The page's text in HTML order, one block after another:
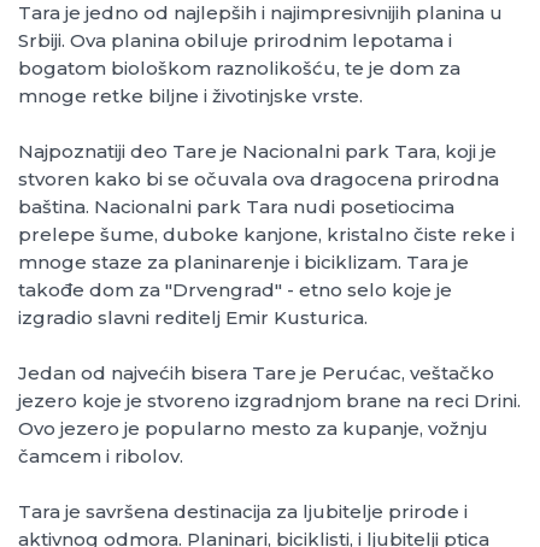
Tara je jedno od najlepših i najimpresivnijih planina u
Srbiji. Ova planina obiluje prirodnim lepotama i
bogatom biološkom raznolikošću, te je dom za
mnoge retke biljne i životinjske vrste.
Najpoznatiji deo Tare je Nacionalni park Tara, koji je
stvoren kako bi se očuvala ova dragocena prirodna
baština. Nacionalni park Tara nudi posetiocima
prelepe šume, duboke kanjone, kristalno čiste reke i
mnoge staze za planinarenje i biciklizam. Tara je
takođe dom za "Drvengrad" - etno selo koje je
izgradio slavni reditelj Emir Kusturica.
Jedan od najvećih bisera Tare je Perućac, veštačko
jezero koje je stvoreno izgradnjom brane na reci Drini.
Ovo jezero je popularno mesto za kupanje, vožnju
čamcem i ribolov.
Tara je savršena destinacija za ljubitelje prirode i
aktivnog odmora. Planinari, biciklisti, i ljubitelji ptica